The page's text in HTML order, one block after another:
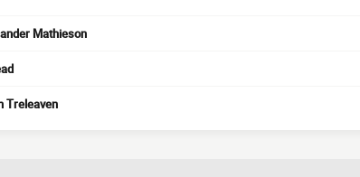
Mathieson
Treleaven